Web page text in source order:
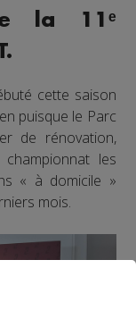
la 11ᵉ
cette saison
puisque le Parc
de rénovation,
les
« à domicile »
mois.